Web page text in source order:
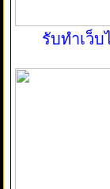
รับทำเว็บ